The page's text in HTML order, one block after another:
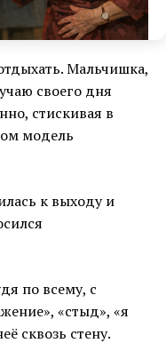
Мальчишка,
своего дня
стискивая в
модель
к выходу и
по всему, с
«стыд», «я
сквозь стену.